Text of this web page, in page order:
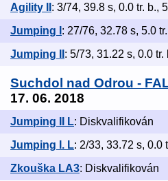
Agility II : 3/74, 39.8 s, 0.0 tr. b.,
Jumping I : 27/76, 32.78 s, 5.0
Jumping II : 5/73, 31.22 s, 0.0 tr.
Suchdol nad Odrou -
17. 06. 2018
Jumping II L: Diskvalifikován
Jumping I. L: 2/33, 33.72 s, 0.0
Zkouška LA3: Diskvalifikován